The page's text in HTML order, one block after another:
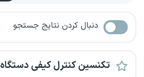
دنبال کردن نتایج جستجو
تکنسین کنترل کیفی دستگاه